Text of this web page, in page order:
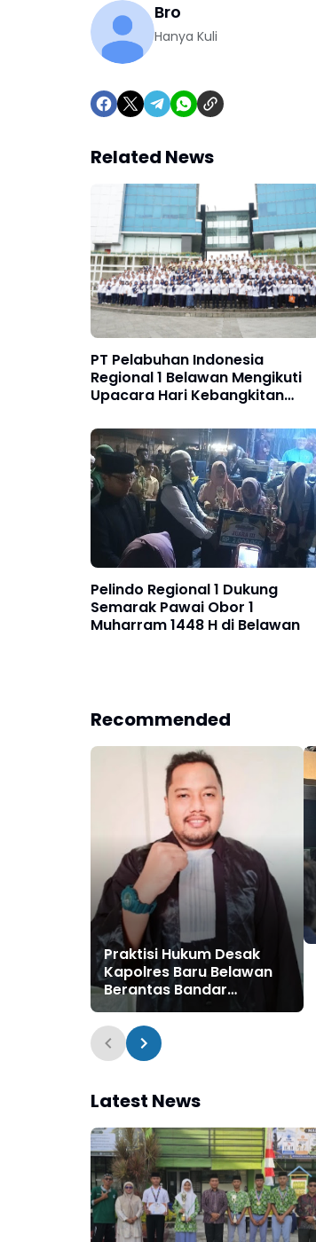
Bro
Hanya Kuli
Related News
PT Pelabuhan Indonesia
Regional 1 Belawan Mengikuti
Upacara Hari Kebangkitan
Pelindo Regional 1 Dukung
Semarak Pawai Obor 1
Muharram 1448 H di Belawan
Recommended
Praktisi Hukum Desak
Kapolres Baru Belawan
Berantas Bandar
Narkoba
Latest News